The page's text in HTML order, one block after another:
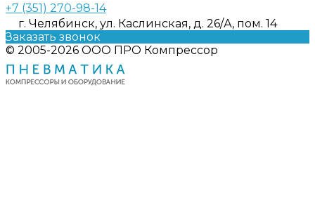
+7 (351) 270-98-14
г. Челябинск, ул. Каслинская, д. 26/А, пом. 14
Заказать звонок
© 2005-2026 ООО ПРО Компрессор